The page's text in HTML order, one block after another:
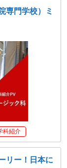
専門学校）ミ
科紹介
リー！日本に